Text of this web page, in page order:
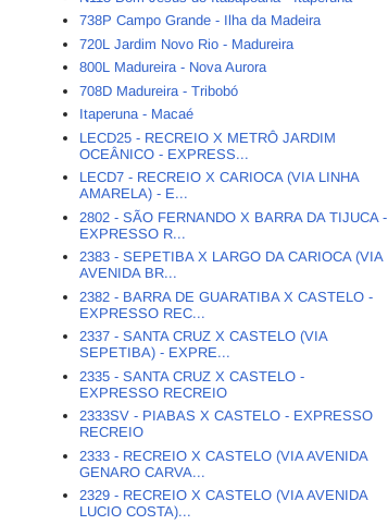
738P Campo Grande - Ilha da Madeira
720L Jardim Novo Rio - Madureira
800L Madureira - Nova Aurora
708D Madureira - Tribobó
Itaperuna - Macaé
LECD25 - RECREIO X METRÔ JARDIM
OCEÂNICO - EXPRESS...
LECD7 - RECREIO X CARIOCA (VIA LINHA
AMARELA) - E...
2802 - SÃO FERNANDO X BARRA DA TIJUCA -
EXPRESSO R...
2383 - SEPETIBA X LARGO DA CARIOCA (VIA
AVENIDA BR...
2382 - BARRA DE GUARATIBA X CASTELO -
EXPRESSO REC...
2337 - SANTA CRUZ X CASTELO (VIA
SEPETIBA) - EXPRE...
2335 - SANTA CRUZ X CASTELO -
EXPRESSO RECREIO
2333SV - PIABAS X CASTELO - EXPRESSO
RECREIO
2333 - RECREIO X CASTELO (VIA AVENIDA
GENARO CARVA...
2329 - RECREIO X CASTELO (VIA AVENIDA
LUCIO COSTA)...